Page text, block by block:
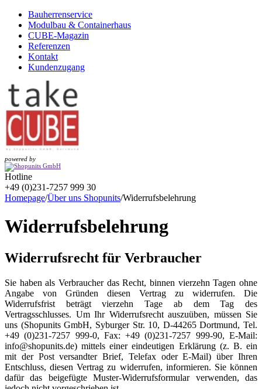
Bauherrenservice
Modulbau & Containerhaus
CUBE-Magazin
Referenzen
Kontakt
Kundenzugang
powered by
Hotline
+49 (0)231-7257 999 30
Homepage/Über uns Shopunits/Widerrufsbelehrung
Widerrufsbelehrung
Widerrufsrecht für Verbraucher
Sie haben als Verbraucher das Recht, binnen vierzehn Tagen ohne
Angabe von Gründen diesen Vertrag zu widerrufen. Die
Widerrufsfrist beträgt vierzehn Tage ab dem Tag des
Vertragsschlusses. Um Ihr Widerrufsrecht auszuüben, müssen Sie
uns (Shopunits GmbH, Syburger Str. 10, D-44265 Dortmund, Tel.
+49 (0)231-7257 999-0, Fax: +49 (0)231-7257 999-90, E-Mail:
info@shopunits.de) mittels einer eindeutigen Erklärung (z. B. ein
mit der Post versandter Brief, Telefax oder E-Mail) über Ihren
Entschluss, diesen Vertrag zu widerrufen, informieren. Sie können
dafür das beigefügte Muster-Widerrufsformular verwenden, das